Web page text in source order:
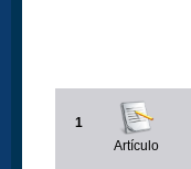
1
Artículo